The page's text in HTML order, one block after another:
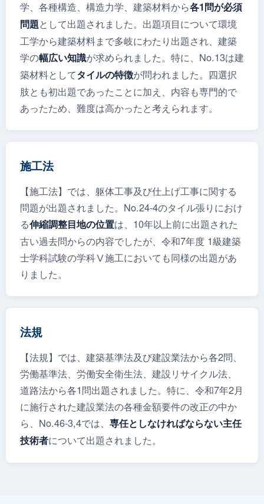
学、各種構造、構造力学、建築材料から各1問が必須
問題として出題されました。出題項目について環境
工学から建築材料まで多岐にわたり出題され、建築
学の幅広い知識が求められました。特に、No.13は建
築材料としてタイルの特徴が問われました。四選択
肢とも初出題であったことに加え、内容も専門的で
あったため、難度は高かったと考えられます。
施工法
【施工法】では、躯体工事及び仕上げ工事に関する
問題が出題されました。No.24-4のタイル張りにおけ
る伸縮調整目地の位置は、10年以上前に出題された
古い過去問からの内容でしたが、令和7年度 1級建築
士学科試験の学科Ⅴ施工においても同様の出題があ
りました。
法規
【法規】では、建築基準法及び建設業法から各2問、
労働基準法、労働安全衛生法、建設リサイクル法、
道路法から各1問出題されました。特に、令和7年2月
に施行された建設業法の各種金額要件の改正の中か
ら、No.46-3,4では、 専任としなければならない主任
技術者について出題されました。